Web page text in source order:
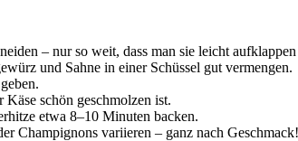
– nur so weit, dass man sie leicht
und Sahne in einer Schüssel gut vermengen.
schön geschmolzen ist.
etwa 8–10 Minuten backen.
Champignons variieren – ganz nach Geschmack!